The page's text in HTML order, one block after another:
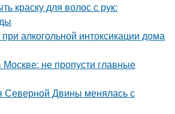
краску для волос с рук:
алкогольной интоксикации дома
не пропусти главные
Северной Двины менялась с